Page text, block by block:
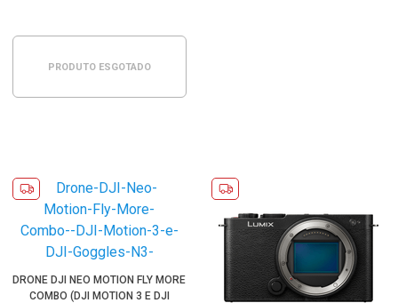
PRODUTO ESGOTADO
DRONE DJI NEO MOTION FLY MORE
COMBO (DJI MOTION 3 E DJI